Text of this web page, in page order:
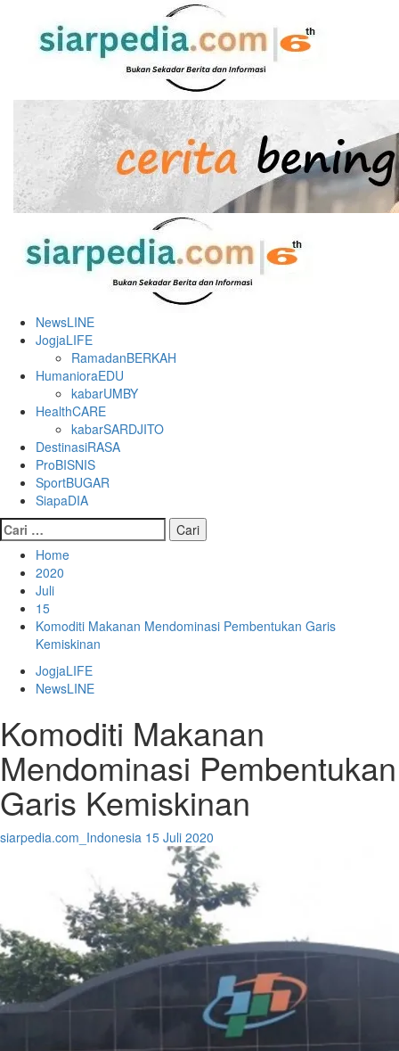
content
NewsLINE
JogjaLIFE
RamadanBERKAH
HumanioraEDU
kabarUMBY
HealthCARE
kabarSARDJITO
DestinasiRASA
ProBISNIS
SportBUGAR
SiapaDIA
Cari
untuk:
Home
2020
Juli
15
Komoditi Makanan Mendominasi Pembentukan Garis
Kemiskinan
JogjaLIFE
NewsLINE
Komoditi Makanan
Mendominasi Pembentukan
Garis Kemiskinan
siarpedia.com_Indonesia 15 Juli 2020